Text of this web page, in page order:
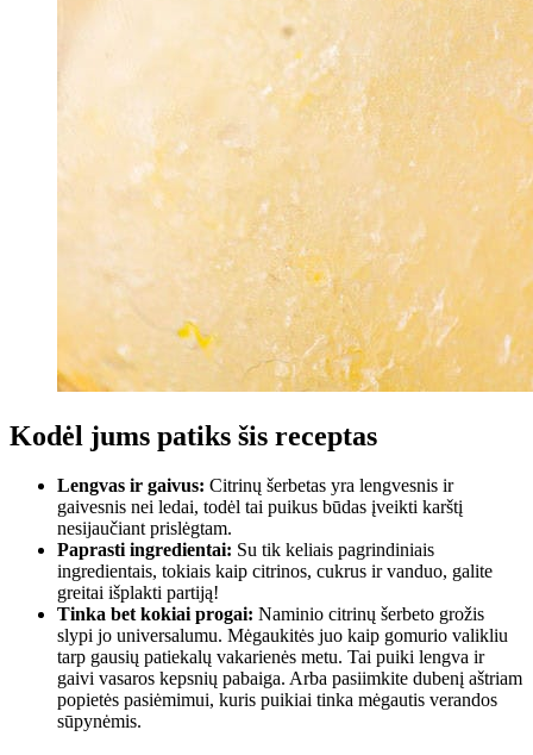
Kodėl jums patiks šis receptas
Lengvas ir gaivus: Citrinų šerbetas yra lengvesnis ir
gaivesnis nei ledai, todėl tai puikus būdas įveikti karštį
nesijaučiant prislėgtam.
Paprasti ingredientai: Su tik keliais pagrindiniais
ingredientais, tokiais kaip citrinos, cukrus ir vanduo, galite
greitai išplakti partiją!
Tinka bet kokiai progai: Naminio citrinų šerbeto grožis
slypi jo universalumu. Mėgaukitės juo kaip gomurio valikliu
tarp gausių patiekalų vakarienės metu. Tai puiki lengva ir
gaivi vasaros kepsnių pabaiga. Arba pasiimkite dubenį aštriam
popietės pasiėmimui, kuris puikiai tinka mėgautis verandos
sūpynėmis.